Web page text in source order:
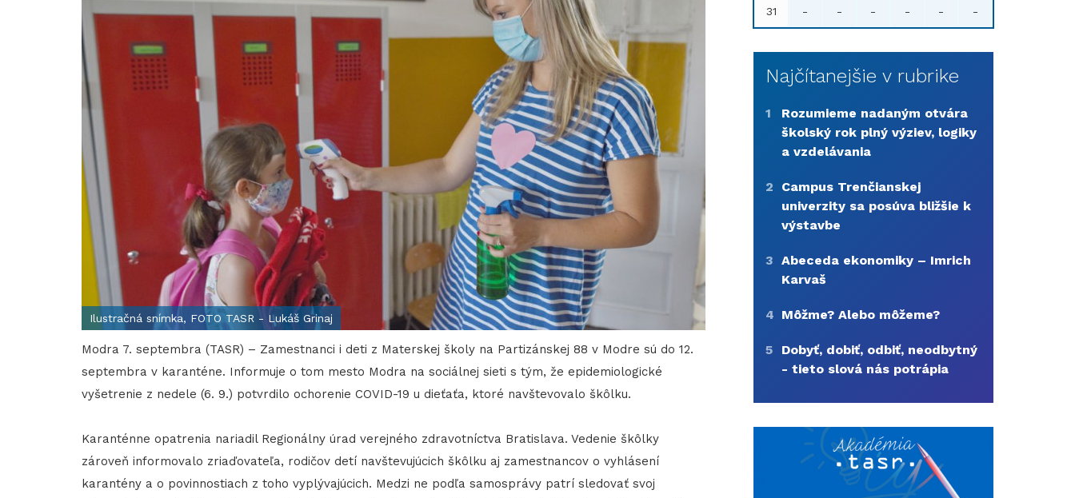
Ilustračná snímka, FOTO TASR - Lukáš Grinaj
Modra 7. septembra (TASR) – Zamestnanci i deti z Materskej školy na Partizánskej 88 v Modre sú do 12.
septembra v karanténe. Informuje o tom mesto Modra na sociálnej sieti s tým, že epidemiologické
vyšetrenie z nedele (6. 9.) potvrdilo ochorenie COVID-19 u dieťaťa, ktoré navštevovalo škôlku.
Karanténne opatrenia nariadil Regionálny úrad verejného zdravotníctva Bratislava. Vedenie škôlky
zároveň informovalo zriaďovateľa, rodičov detí navštevujúcich škôlku aj zamestnancov o vyhlásení
karantény a o povinnostiach z toho vyplývajúcich. Medzi ne podľa samosprávy patrí sledovať svoj
31 - - - - - -
Najčítanejšie v rubrike
1
Rozumieme nadaným otvára
školský rok plný výziev, logiky
a vzdelávania
2
Campus Trenčianskej
univerzity sa posúva bližšie k
výstavbe
3 Abeceda ekonomiky – Imrich
Karvaš
4 Môžme? Alebo môžeme?
5
Dobyť, dobiť, odbiť, neodbytný
- tieto slová nás potrápia